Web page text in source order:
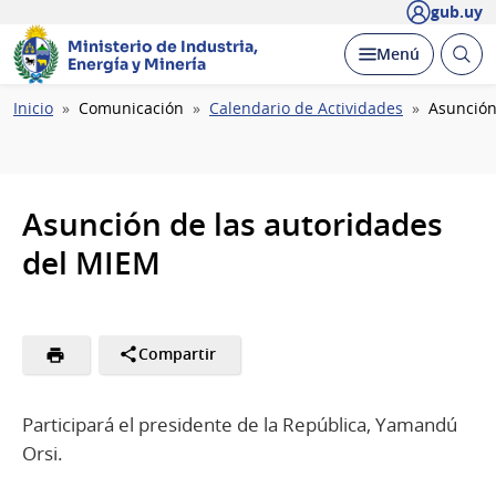
gub.uy
Ministerio de Industria,
Energía y Minería
Desplegar
Menú Abrir
Ruta
Inicio Comunicación Calendario de Actividades
Asunción de las autoridades
del MIEM
Compartir
Participará el presidente de la República, Yamandú
Orsi.